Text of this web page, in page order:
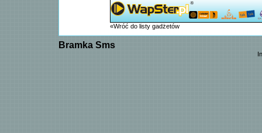
«Wróć do listy gadżetów
Bramka Sms